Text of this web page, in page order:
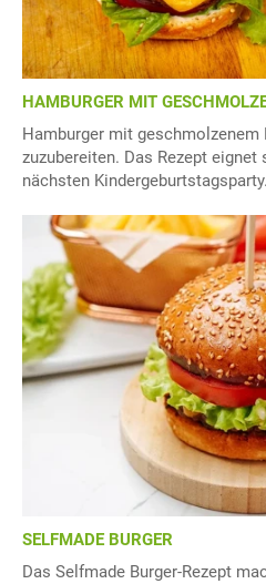
HAMBURGER MIT
Hamburger mit geschmolzenem
zuzubereiten. Das Rezept eignet
nächsten Kindergeburtstagsparty.
SELFMADE BURGER
Das Selfmade Burger-Rezept